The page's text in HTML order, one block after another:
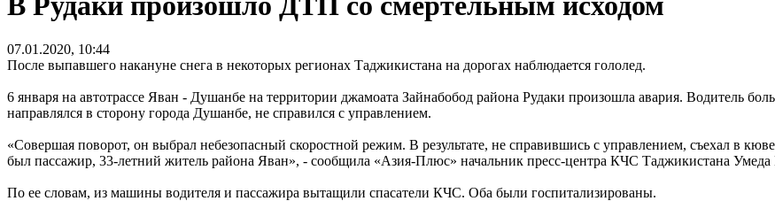
07.01.2020, 10:44
После выпавшего накануне снега в некоторых регионах Таджикистана на дорогах наблюдается гололед.
6 января на автотрассе Яван - Душанбе на территории джамоата Зайнабобод района Рудаки произошла авария. Водитель
направлялся в сторону города Душанбе, не справился с управлением.
«Совершая поворот, он выбрал небезопасный скоростной режим. В результате, не справившись с управлением, съехал в
был пассажир, 33-летний житель района Яван», - сообщила «Азия-Плюс» начальник пресс-центра КЧС Таджикистана
По ее словам, из машины водителя и пассажира вытащили спасатели КЧС. Оба были госпитализированы.